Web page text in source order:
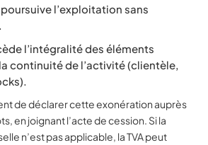
poursuive l’exploitation sans
l’intégralité des éléments
continuité de l’activité (clientèle,
de déclarer cette exonération auprès
en joignant l’acte de cession. Si la
n’est pas applicable, la TVA peut